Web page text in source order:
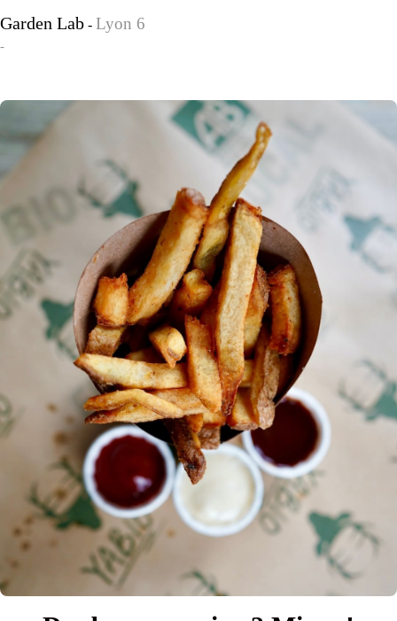
Garden Lab - Lyon 6
-